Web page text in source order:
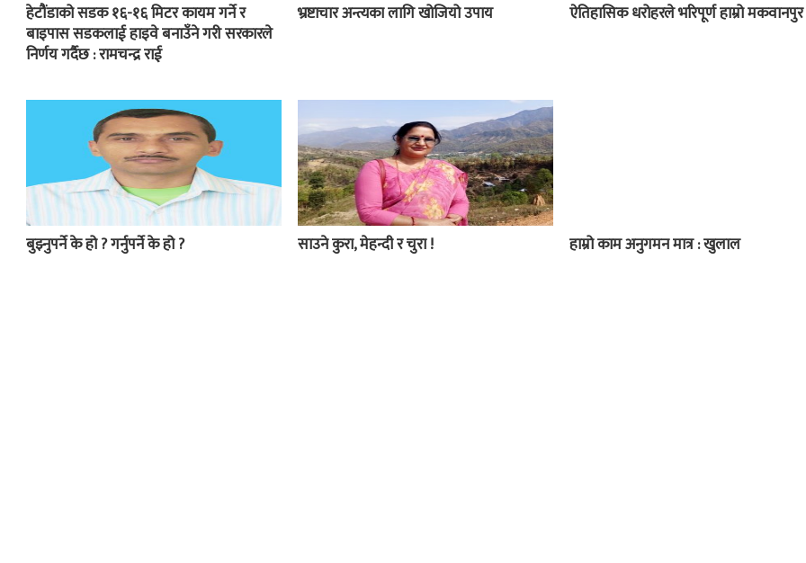
हेटौंडाको सडक १६-१६ मिटर कायम गर्ने र
बाइपास सडकलाई हाइवे बनाउँने गरी सरकारले
निर्णय गर्दैछ : रामचन्द्र राई
भ्रष्टाचार अन्त्यका लागि खोजियो उपाय ऐतिहासिक धरोहरले भरिपूर्ण हाम्रो मकवानपुर
बुझ्नुपर्ने के हो ? गर्नुपर्ने के हो ? साउने कुरा, मेहन्दी र चुरा ! हाम्रो काम अनुगमन मात्र : खुलाल